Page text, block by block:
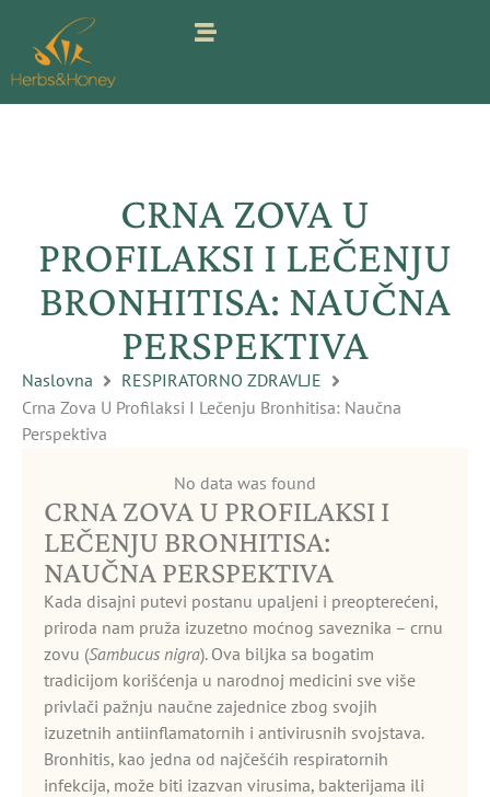
sadržaj
CRNA ZOVA U
PROFILAKSI I LEČENJU
BRONHITISA: NAUČNA
PERSPEKTIVA
Naslovna
RESPIRATORNO ZDRAVLJE
Crna Zova U Profilaksi I Lečenju Bronhitisa: Naučna
Perspektiva
No data was found
CRNA ZOVA U PROFILAKSI I
LEČENJU BRONHITISA:
NAUČNA PERSPEKTIVA
Kada disajni putevi postanu upaljeni i preopterećeni,
priroda nam pruža izuzetno moćnog saveznika – crnu
zovu (Sambucus nigra). Ova biljka sa bogatim
tradicijom korišćenja u narodnoj medicini sve više
privlači pažnju naučne zajednice zbog svojih
izuzetnih antiinflamatornih i antivirusnih svojstava.
Bronhitis, kao jedna od najčešćih respiratornih
infekcija, može biti izazvan virusima, bakterijama ili